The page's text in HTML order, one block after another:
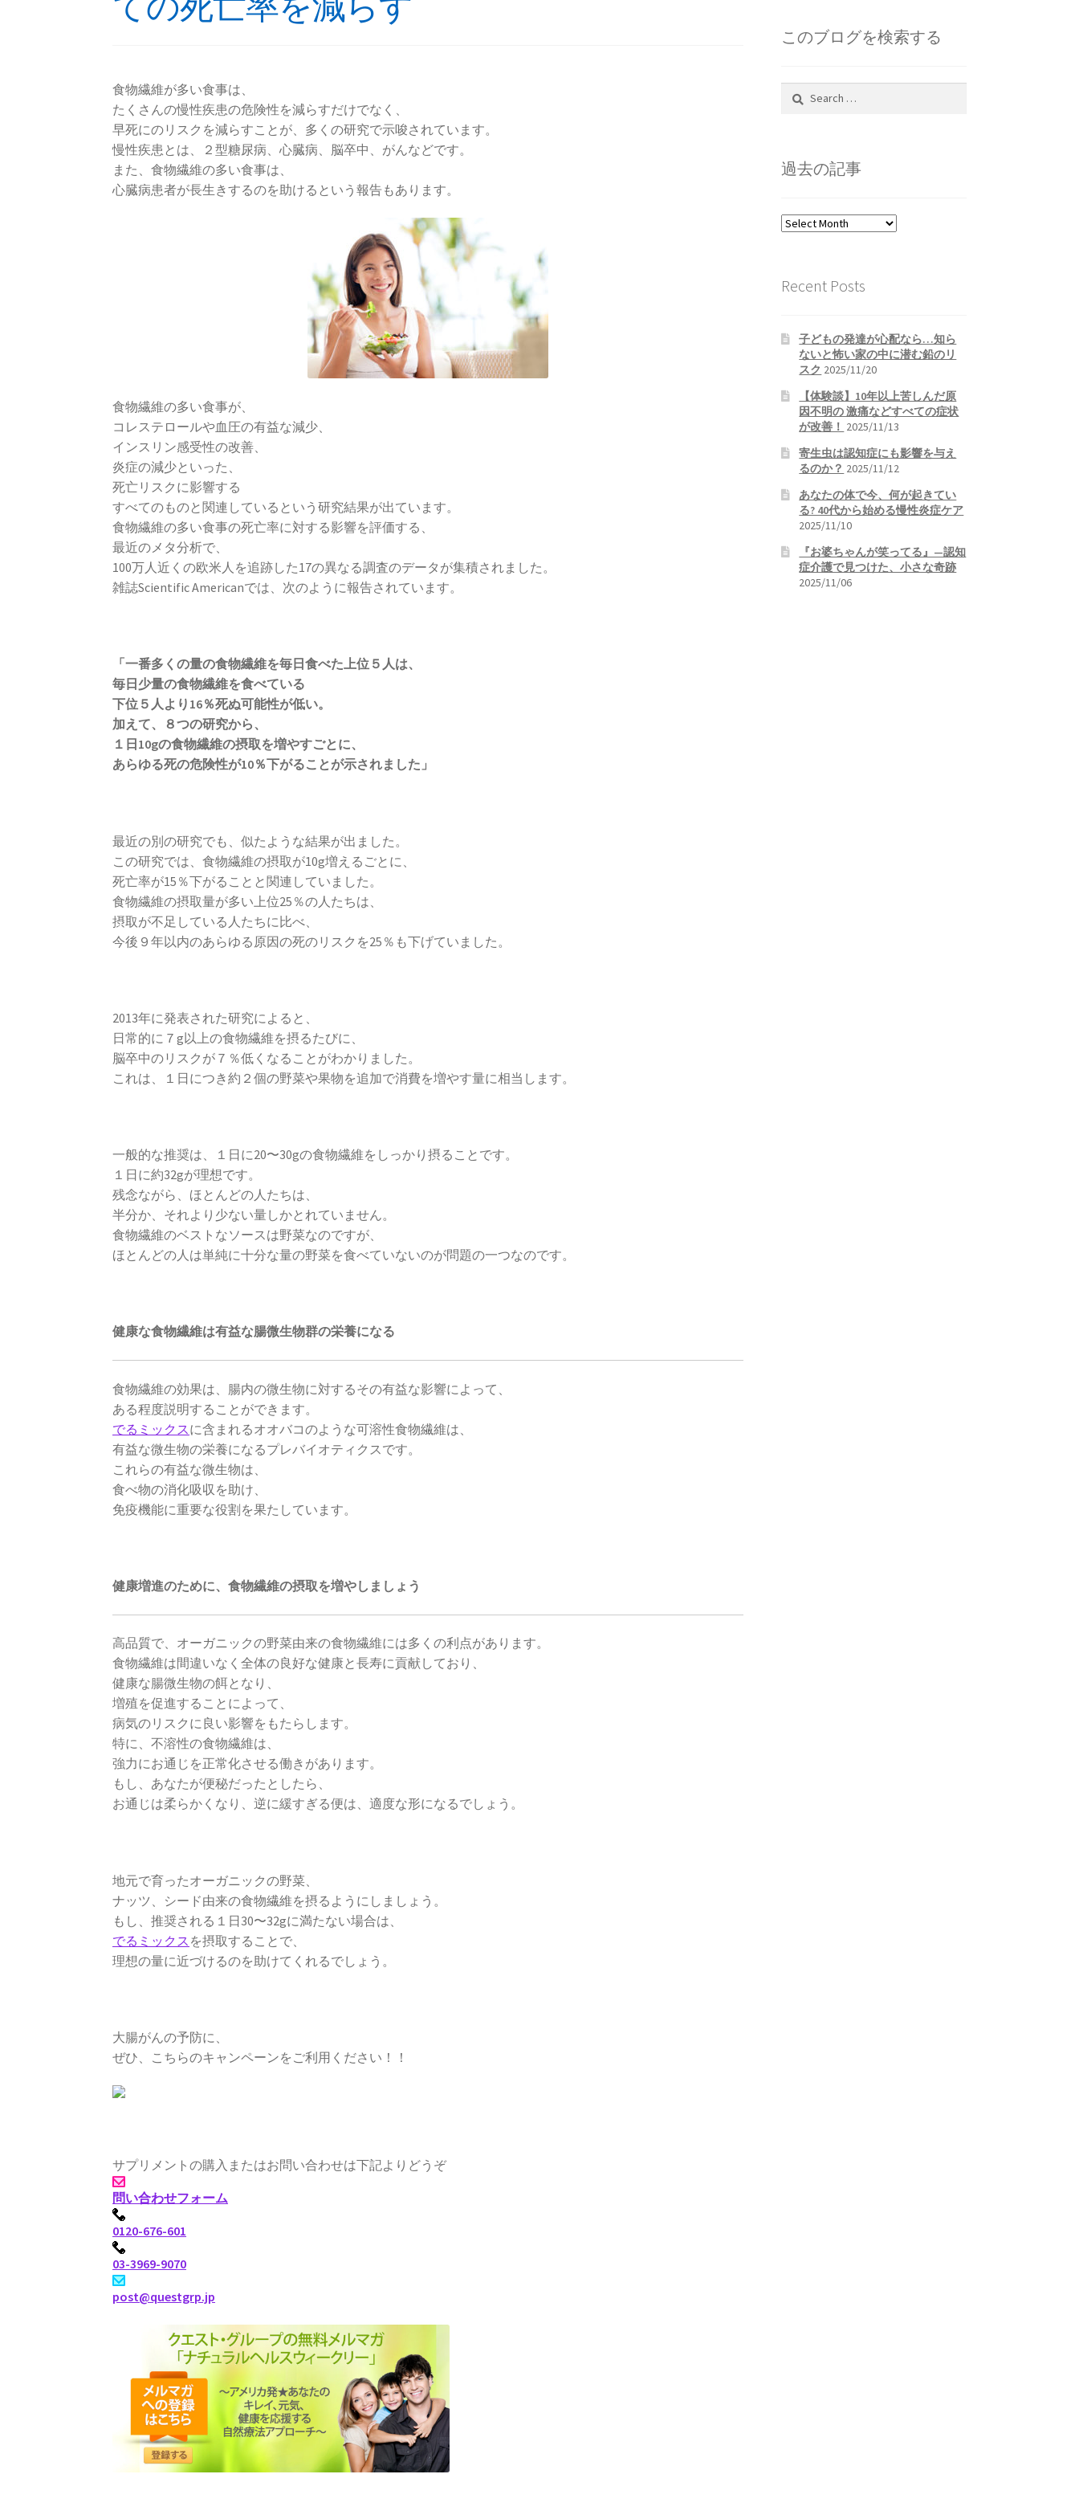
食物繊維が多い食事は、
たくさんの慢性疾患の危険性を減らすだけでなく、
早死にのリスクを減らすことが、多くの研究で示唆されています。
慢性疾患とは、２型糖尿病、心臓病、脳卒中、がんなどです。
また、食物繊維の多い食事は、
心臓病患者が長生きするのを助けるという報告もあります。
食物繊維の多い食事が、
コレステロールや血圧の有益な減少、
インスリン感受性の改善、
炎症の減少といった、
死亡リスクに影響する
すべてのものと関連しているという研究結果が出ています。
食物繊維の多い食事の死亡率に対する影響を評価する、
最近のメタ分析で、
100万人近くの欧米人を追跡した17の異なる調査のデータが集積されました。
雑誌Scientific Americanでは、次のように報告されています。
「一番多くの量の食物繊維を毎日食べた上位５人は、
毎日少量の食物繊維を食べている
下位５人より16％死ぬ可能性が低い。
加えて、８つの研究から、
１日10gの食物繊維の摂取を増やすごとに、
あらゆる死の危険性が10％下がることが示されました」
最近の別の研究でも、似たような結果が出ました。
この研究では、食物繊維の摂取が10g増えるごとに、
死亡率が15％下がることと関連していました。
食物繊維の摂取量が多い上位25％の人たちは、
摂取が不足している人たちに比べ、
今後９年以内のあらゆる原因の死のリスクを25％も下げていました。
2013年に発表された研究によると、
日常的に７g以上の食物繊維を摂るたびに、
脳卒中のリスクが７％低くなることがわかりました。
これは、１日につき約２個の野菜や果物を追加で消費を増やす量に相当します。
一般的な推奨は、１日に20〜30gの食物繊維をしっかり摂ることです。
１日に約32gが理想です。
残念ながら、ほとんどの人たちは、
半分か、それより少ない量しかとれていません。
食物繊維のベストなソースは野菜なのですが、
ほとんどの人は単純に十分な量の野菜を食べていないのが問題の一つなのです。
健康な食物繊維は有益な腸微生物群の栄養になる
食物繊維の効果は、腸内の微生物に対するその有益な影響によって、
ある程度説明することができます。
でるミックスに含まれるオオバコのような可溶性食物繊維は、
有益な微生物の栄養になるプレバイオティクスです。
これらの有益な微生物は、
食べ物の消化吸収を助け、
免疫機能に重要な役割を果たしています。
健康増進のために、食物繊維の摂取を増やしましょう
高品質で、オーガニックの野菜由来の食物繊維には多くの利点があります。
食物繊維は間違いなく全体の良好な健康と長寿に貢献しており、
健康な腸微生物の餌となり、
増殖を促進することによって、
病気のリスクに良い影響をもたらします。
特に、不溶性の食物繊維は、
強力にお通じを正常化させる働きがあります。
もし、あなたが便秘だったとしたら、
お通じは柔らかくなり、逆に緩すぎる便は、適度な形になるでしょう。
地元で育ったオーガニックの野菜、
ナッツ、シード由来の食物繊維を摂るようにしましょう。
もし、推奨される１日30〜32gに満たない場合は、
でるミックス を摂取することで、
理想の量に近づけるのを助けてくれるでしょう。
大腸がんの予防に、
ぜひ、こちらのキャンペーンをご利用ください！！
サプリメントの購入またはお問い合わせは下記よりどうぞ
問い合わせフォーム
0120-676-601
03-3969-9070
post@questgrp.jp
このブログを検索する
Search
過去の記事
過
事
Recent Posts
子どもの発達が心配なら…知ら
ないと怖い家の中に潜む鉛のリ
スク 2025/11/20
【体験談】10年以上苦しんだ原
因不明の 激痛などすべての症状
が改善！ 2025/11/13
寄生虫は認知症にも影響を与え
るのか？ 2025/11/12
あなたの体で今、何が起きてい
る? 40代から始める慢性炎症ケア
2025/11/10
『お婆ちゃんが笑ってる』—認知
症介護で見つけた、小さな奇跡
2025/11/06